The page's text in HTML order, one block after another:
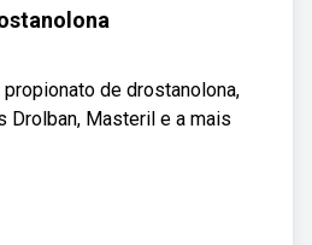
de drostanolona,
Drolban, Masteril e a mais